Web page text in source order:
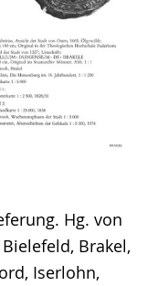
Hg. von
Brakel,
Iserlohn,